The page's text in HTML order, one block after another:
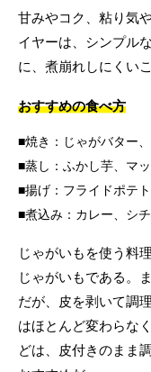
甘みやコク、粘り気
イヤーは、シンプル
に、煮崩れしにくい
おすすめの食べ方
焼き：じゃがバター
蒸し：ふかし芋、マ
揚げ：フライドポテ
煮込み：カレー、シ
じゃがいもを使う料
じゃがいもである。
だが、皮を剥いて調
はほとんど変わらな
どは、皮付きのまま